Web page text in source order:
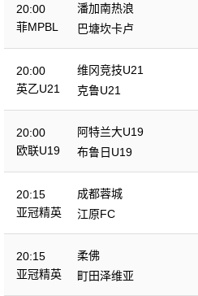
20:00
菲MPBL
潘加南热浪
巴塘坎卡卢
20:00
英乙U21
维冈竞技U21
克鲁U21
20:00
欧联U19
阿特兰大U19
布鲁日U19
20:15
亚冠精英
成都蓉城
江原FC
20:15
亚冠精英
柔佛
町田泽维亚